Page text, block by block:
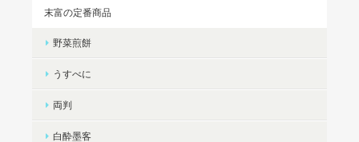
末富の定番商品
野菜煎餅
うすべに
両判
白酔墨客